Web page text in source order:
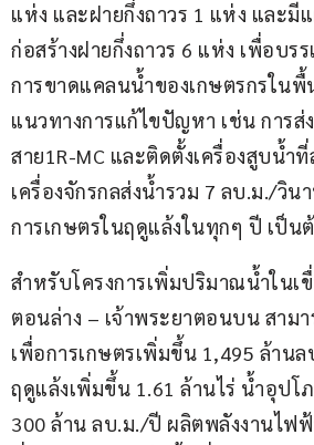
แห่ง และฝายกึ่งถาวร 1 แห่ง และมี
ก่อสร้างฝายกึ่งถาวร 6 แห่ง เพื่อบร
การขาดแคลนน้ำของเกษตรกรใน
แนวทางการแก้ไขปัญหา เช่น การส่
สาย1R-MC และติดตั้งเครื่องสูบน้ำ
เครื่องจักรกลส่งน้ำรวม 7 ลบ.ม./วิน
การเกษตรในฤดูแล้งในทุกๆ ปี เป็น
สำหรับโครงการเพิ่มปริมาณน้ำใน
ตอนล่าง – เจ้าพระยาตอนบน สาม
เพื่อการเกษตรเพิ่มขึ้น 1,495 ล้าน
ฤดูแล้งเพิ่มขึ้น 1.61 ล้านไร่ น้ำอุป
300 ล้าน ลบ.ม./ปี ผลิตพลังงานไฟ